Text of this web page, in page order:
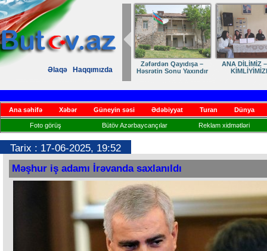
Əlaqə Haqqımızda
Zəfərdən Qayıdışa –
Həsrətin Sonu Yaxındır
ANA DİLİMİZ
Ana səhifə Xəbər Güneyin səsi Ədəbiyyat Turan Dünya
Foto görüş Bütöv Azərbaycançılar Reklam xidmətləri
Tarix : 17-06-2025, 19:52
Məşhur iş adamı İrəvanda saxlanıldı